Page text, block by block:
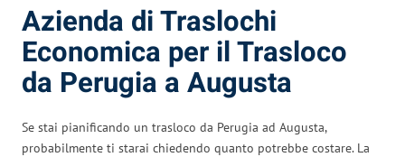
Azienda di Traslochi
Economica per il Trasloco
da Perugia a Augusta
Se stai pianificando un trasloco da Perugia ad Augusta,
probabilmente ti starai chiedendo quanto potrebbe costare. La